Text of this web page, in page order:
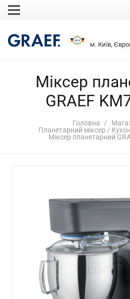
м. Київ,
Міксер
GRAEF
Головна /
Планетарний міксер /
Міксер планетарний